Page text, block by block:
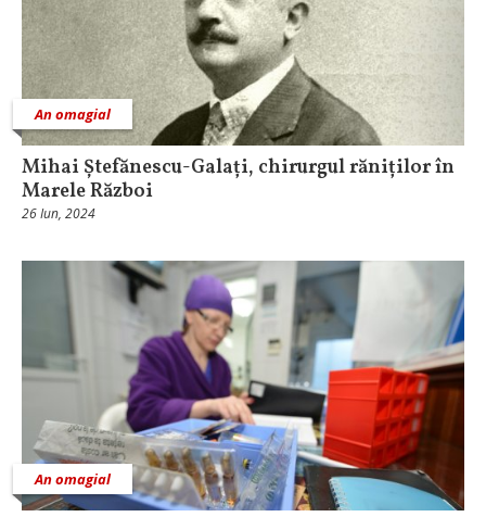
An omagial
Mihai Ștefănescu-Galați, chirurgul răniților în
Marele Război
26 Iun, 2024
An omagial